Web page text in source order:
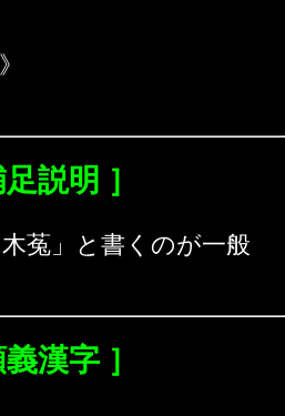
足説明 ］
菟」と書くのが一般
義漢字 ］